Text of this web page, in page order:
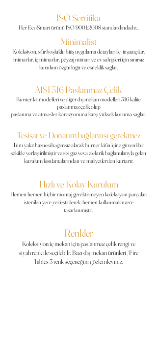
ISO Sertifika
Her EcoSmart ürünü ISO 9001:2008 standardındadır..
Minimalist
Koleksiyon, sıfır boşluklu bitişuygulamadetayları ile inşaatçılar,
mimarlar, iç mimarlar, peyzaj mimarı ve ev sahipleri için sınırsız
kurulum özgürlüğü ve esneklik sağlar.
AISI 316 Paslanmaz Çelik
Burner kit modelleri ve diğer dış mekan modelleri 316 kalite
paslanmaz çelik olup
paslanma ve atmosfer korozyonuna karşı yüksek koruma sağlar.
Tesisat ve Donatım bağlantısı gerekmez
Tüm yakıt haznesi bağımsız olarak burnerkit'in içine güvenli bir
şekilde yerleştirilmiştir ve sizi gaz veya elektrik bağlantılarıyla gelen
kurulum kısıtlamalarından ve maliyetlerden kurtarır.
Hızlı ve Kolay Kurulum
Hemen hemen hiçbir montaj gerektirmeyen koleksiyon parçaları
istenilen yere yerleştirilerek, hemen kullanmaküzere
tasarlanmıştır.
Renkler
Koleksiyon iç mekan için paslanmaz çelik rengi ve
siyahrenkile seçilebilr. Bazı dışmekan ürünleri /Fire
Tables 3 renk seçeneğini gözlemleyiniz.